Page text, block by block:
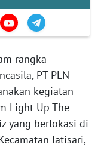
rangka
PT PLN
kegiatan
Light Up The
yang berlokasi di
Jatisari,